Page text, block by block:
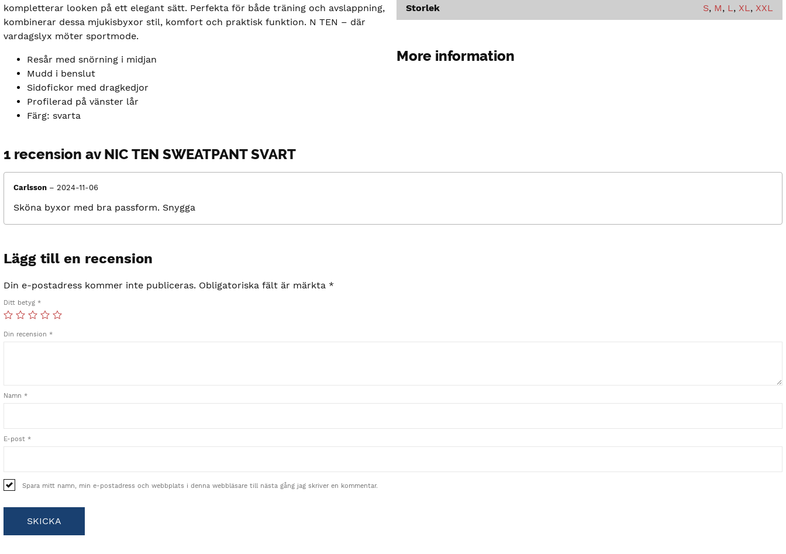
kompletterar looken på ett elegant sätt. Perfekta för både träning och avslappning,
kombinerar dessa mjukisbyxor stil, komfort och praktisk funktion. N TEN – där
vardagslyx möter sportmode.
Resår med snörning i midjan
Mudd i benslut
Sidofickor med dragkedjor
Profilerad på vänster lår
Färg: svarta
Storlek S, M, L, XL, XXL
More information
1 recension av NIC TEN SWEATPANT SVART
Carlsson – 2024-11-06
Sköna byxor med bra passform. Snygga
Lägg till en recension
Din e-postadress kommer inte publiceras. Obligatoriska fält är märkta *
Ditt betyg *
Din recension *
Namn *
E-post *
Spara mitt namn, min e-postadress och webbplats i denna webbläsare till nästa gång jag skriver en kommentar.